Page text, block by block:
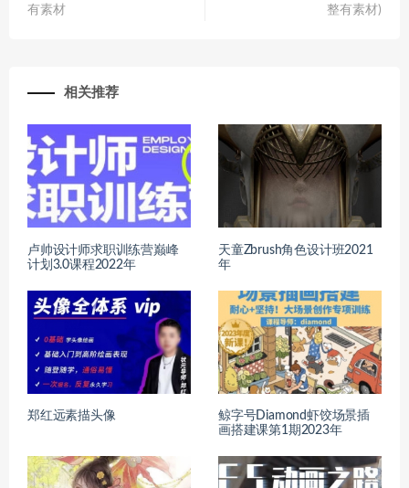
有素材
整有素材)
相关推荐
卢帅设计师求职训练营巅峰
计划3.0课程2022年
天童Zbrush角色设计班2021
年
郑红远素描头像
鲸字号Diamond虾饺场景插
画搭建课第1期2023年